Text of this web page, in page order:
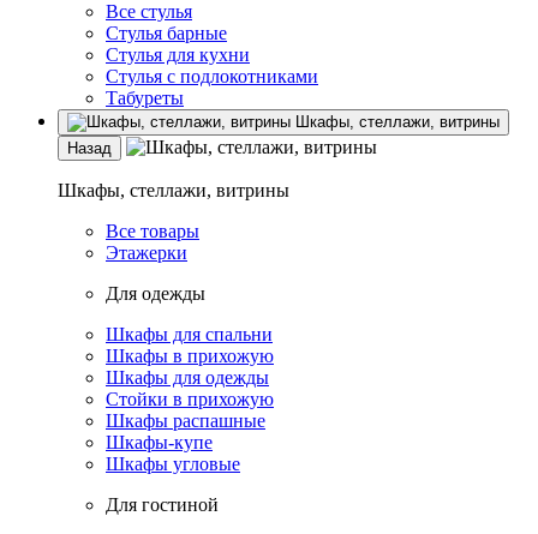
Все стулья
Стулья барные
Стулья для кухни
Стулья с подлокотниками
Табуреты
Шкафы, стеллажи, витрины
Назад
Шкафы, стеллажи, витрины
Все товары
Этажерки
Для одежды
Шкафы для спальни
Шкафы в прихожую
Шкафы для одежды
Стойки в прихожую
Шкафы распашные
Шкафы-купе
Шкафы угловые
Для гостиной